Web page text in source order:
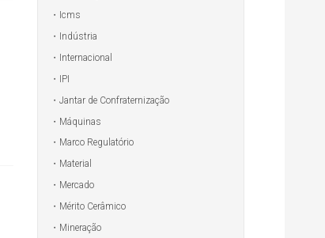
Icms
Indústria
Internacional
IPI
Jantar de Confraternização
Máquinas
Marco Regulatório
Material
Mercado
Mérito Cerâmico
Mineração